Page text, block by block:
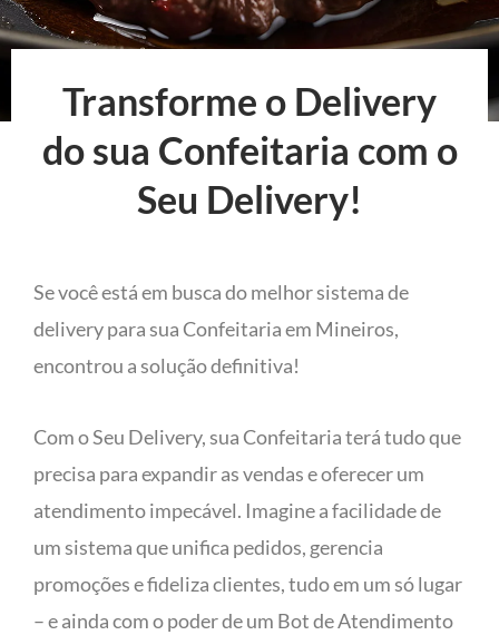
Transforme o Delivery
do sua Confeitaria com o
Seu Delivery!
Se você está em busca do melhor sistema de
delivery para sua Confeitaria em Mineiros,
encontrou a solução definitiva!
Com o Seu Delivery, sua Confeitaria terá tudo que
precisa para expandir as vendas e oferecer um
atendimento impecável. Imagine a facilidade de
um sistema que unifica pedidos, gerencia
promoções e fideliza clientes, tudo em um só lugar
– e ainda com o poder de um Bot de Atendimento